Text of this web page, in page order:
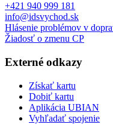
+421 940 999 181
info@idsvychod.sk
Hlásenie problémov v
Žiadosť o zmenu CP
Externé odkazy
Získať kartu
Dobiť kartu
Aplikácia UBIAN
Vyhľadať spojenie